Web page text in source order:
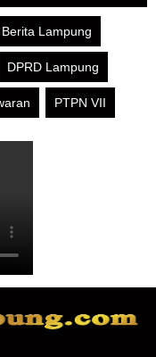
Berita Lampung
DPRD Lampung
PTPN VII